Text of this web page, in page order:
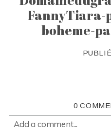
FannyTiara-
boheme-
0
Add a comment...